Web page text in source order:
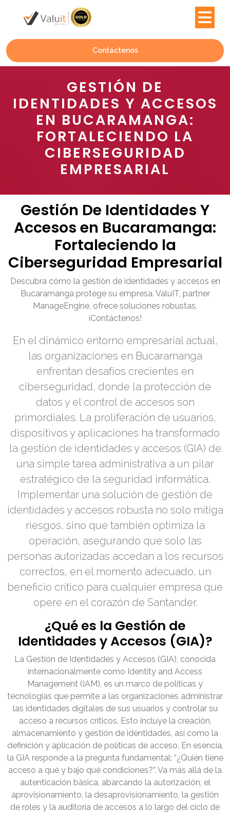
Contáctenos
GESTIÓN DE
IDENTIDADES Y ACCESOS
EN BUCARAMANGA:
FORTALECIENDO LA
CIBERSEGURIDAD
EMPRESARIAL
Gestión De Identidades Y
Accesos en Bucaramanga:
Fortaleciendo la
Ciberseguridad Empresarial
Descubra cómo la gestión de identidades y accesos en
Bucaramanga protege su empresa. ValuIT, partner
ManageEngine, ofrece soluciones robustas.
¡Contáctenos!
En el dinámico entorno empresarial actual,
las organizaciones en Bucaramanga
enfrentan desafíos crecientes en
ciberseguridad, donde la protección de
datos y el control de accesos son
primordiales. La proliferación de usuarios,
dispositivos y aplicaciones ha transformado
la gestión de identidades y accesos (GIA) de
una simple tarea administrativa a un pilar
estratégico de la seguridad informática.
Implementar una solución de gestión de
identidades y accesos robusta no solo mitiga
riesgos, sino que también optimiza la
operación, asegurando que solo las
personas autorizadas accedan a los recursos
correctos, en el momento adecuado, un
beneficio crítico para cualquier empresa que
opere en el corazón de Santander.
¿Qué es la Gestión de
Identidades y Accesos (GIA)?
La Gestión de Identidades y Accesos (GIA), conocida
internacionalmente como Identity and Access
Management (IAM), es un marco de políticas y
tecnologías que permite a las organizaciones administrar
las identidades digitales de sus usuarios y controlar su
acceso a recursos críticos. Esto incluye la creación,
almacenamiento y gestión de identidades, así como la
definición y aplicación de políticas de acceso. En esencia,
la GIA responde a la pregunta fundamental: “¿Quién tiene
acceso a qué y bajo qué condiciones?”. Va más allá de la
autenticación básica, abarcando la autorización, el
aprovisionamiento, la desaprovisionamiento, la gestión
de roles y la auditoría de accesos a lo largo del ciclo de